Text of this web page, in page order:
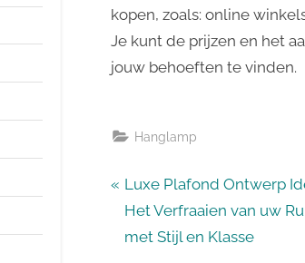
kopen, zoals: online
Je kunt de prijzen en het
jouw behoeften te vinden.
Hanglamp
Bericht
navigatie
P
r
e
Luxe Plafond Ontwerp
Het Verfraaien van uw
met Stijl en Klasse